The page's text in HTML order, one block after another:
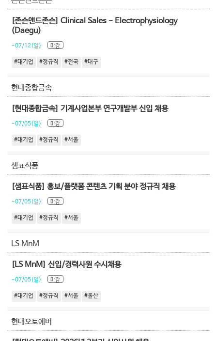
[존슨앤드존슨] Clinical Sales - Electrophysiology
(Daegu)
~07/12(일) 마감
#대기업 #정규직 #전국 #대구
현대종합금속
[현대종합금속] 기계사업본부 연구개발부 신입 채용
~07/05(일) 마감
#대기업 #정규직 #서울
샘표식품
[샘표식품] 홍보/플랫폼 콘텐츠 기획 분야 정규직 채용
~07/05(일) 마감
#대기업 #정규직 #서울
LS MnM
[LS MnM] 신입/경력사원 수시채용
~07/05(일) 마감
#대기업 #정규직 #서울 #울산
현대오토에버